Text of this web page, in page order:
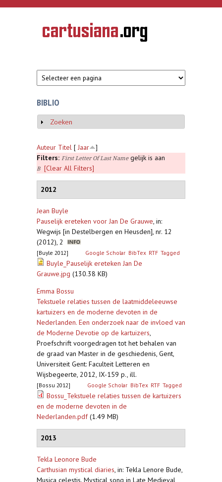
Overslaan en naar de inhoud gaan
CARTUSIANA
Geschiedenis
van de
BIBLIO
Weergeven
Zoeken
Auteur Titel [ Jaar
]
Filters: First Letter Of Last Namegelijk is aan
B [Clear All Filters]
2012
Jean Buyle
Pauselijk ereteken voor Jan De Grauwe, in:
Wegwijs [in Destelbergen en Heusden], nr. 12
(2012), 2
[Buyle 2012] Google Scholar BibTex RTF Tagged
Buyle_Pauselijk ereteken Jan De
Grauwe.jpg (130.38 KB)
Emma Bossu
Tekstuele relaties tussen de laatmiddeleeuwse
kartuizers en de moderne devoten in de
Nederlanden. Een onderzoek naar de invloed van
de Moderne Devotie op de kartuizers,
Proefschrift voorgedragen tot het behalen van
de graad van Master in de geschiedenis, Gent,
Universiteit Gent: Faculteit Letteren en
Wijsbegeerte, 2012, IX-159 p., ill.
[Bossu 2012] Google Scholar BibTex RTF Tagged
Bossu_Tekstuele relaties tussen de kartuizers
en de moderne devoten in de
Nederlanden.pdf(1.49 MB)
2013
Tekla Leonore Bude
Carthusian mystical diaries, in: Tekla Lenore Bude,
Musica celestis. Mystical song in Late Medieval